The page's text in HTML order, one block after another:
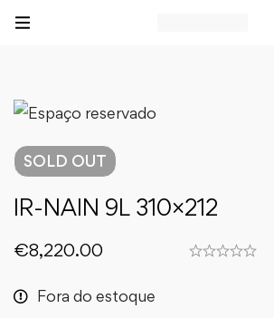
SOLD OUT
IR-NAIN 9L 310×212
€8,220.00
Fora do estoque